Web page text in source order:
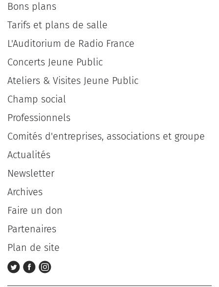
Bons plans
Tarifs et plans de salle
L'Auditorium de Radio France
Concerts Jeune Public
Ateliers & Visites Jeune Public
Champ social
Professionnels
Comités d'entreprises, associations et groupe
Actualités
Newsletter
Archives
Faire un don
Partenaires
Plan de site